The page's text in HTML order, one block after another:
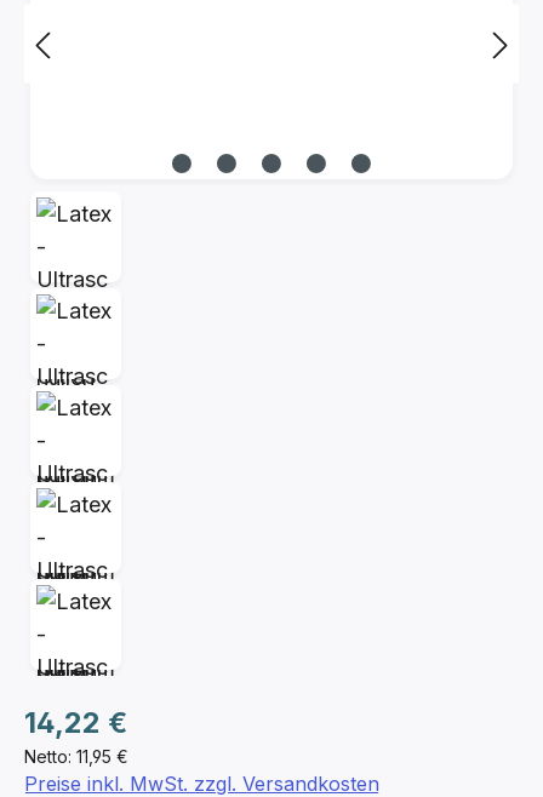
Netto: 11,95 €
Regulärer Preis:
14,22 €
Preise inkl. MwSt. zzgl. Versandkosten